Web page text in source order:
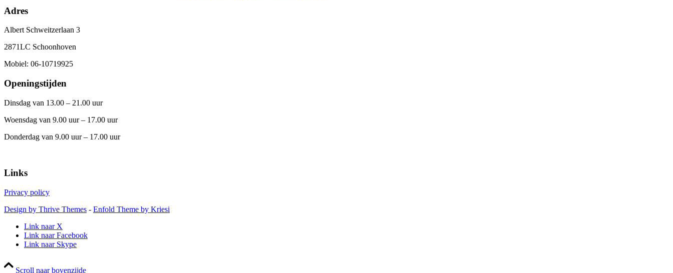
Adres
Albert Schweitzerlaan 3
2871LC Schoonhoven
Mobiel: 06-10719925
Openingstijden
Dinsdag van 13.00 – 21.00 uur
Woensdag van 9.00 uur – 17.00 uur
Donderdag van 9.00 uur – 17.00 uur
Links
Privacy policy
Design by Thrive Themes - Enfold Theme by Kriesi
Link naar X
Link naar Facebook
Link naar Skype
Scroll naar bovenzijde